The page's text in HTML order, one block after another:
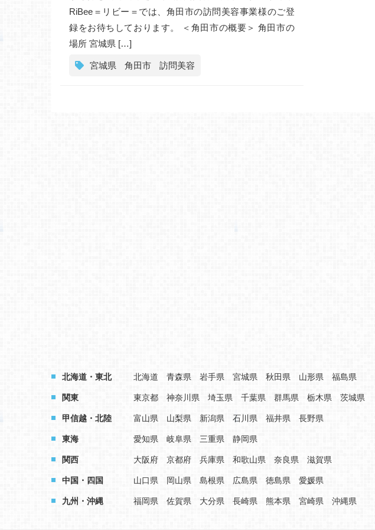
RiBee＝リビー＝では、角田市の訪問美容事業様のご登
録をお待ちしております。 ＜角田市の概要＞ 角田市の
場所 宮城県 […]
宮城県 角田市 訪問美容
北海道・東北 北海道 青森県 岩手県 宮城県 秋田県 山形県 福島県
関東 東京都 神奈川県 埼玉県 千葉県 群馬県 栃木県 茨城県
甲信越・北陸 富山県 山梨県 新潟県 石川県 福井県 長野県
東海 愛知県 岐阜県 三重県 静岡県
関西 大阪府 京都府 兵庫県 和歌山県 奈良県 滋賀県
中国・四国 山口県 岡山県 島根県 広島県 徳島県 愛媛県
九州・沖縄 福岡県 佐賀県 大分県 長崎県 熊本県 宮崎県 沖縄県